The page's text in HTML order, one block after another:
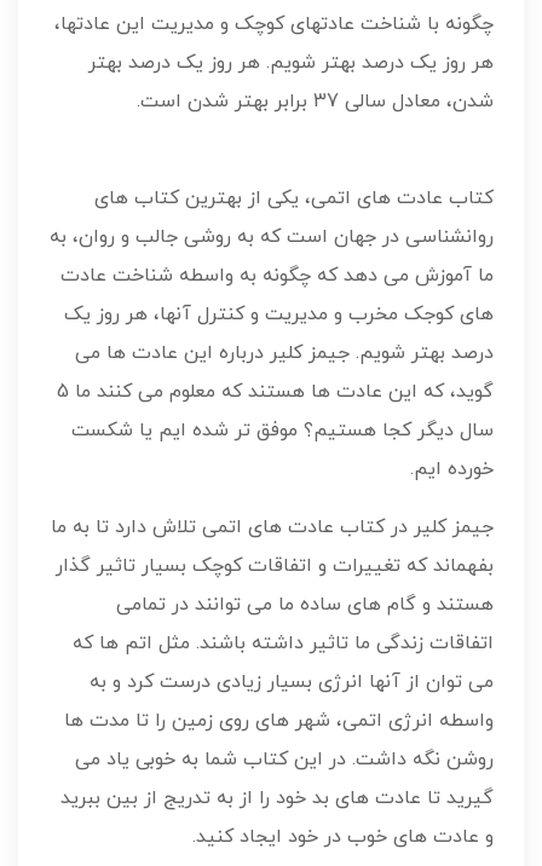
چگونه با شناخت عادتهای کوچک و مدیریت این عادتها،
هر روز یک درصد بهتر شویم. هر روز یک درصد بهتر
شدن، معادل سالی 37 برابر بهتر شدن است.
کتاب عادت های اتمی، یکی از بهترین کتاب های
روانشناسی در جهان است که به روشی جالب و روان، به
ما آموزش می دهد که چگونه به واسطه شناخت عادت
های کوجک مخرب و مدیریت و کنترل آنها، هر روز یک
درصد بهتر شویم. جیمز کلیر درباره این عادت ها می
گوید، که این عادت ها هستند که معلوم می کنند ما 5
سال دیگر کجا هستیم؟ موفق تر شده ایم یا شکست
خورده ایم.
جیمز کلیر در کتاب عادت های اتمی تلاش دارد تا به ما
بفهماند که تغییرات و اتفاقات کوچک بسیار تاثیر گذار
هستند و گام های ساده ما می توانند در تمامی
اتفاقات زندگی ما تاثیر داشته باشند. مثل اتم ها که
می توان از آنها انرژی بسیار زیادی درست کرد و به
واسطه انرژی اتمی، شهر های روی زمین را تا مدت ها
روشن نگه داشت. در این کتاب شما به خوبی یاد می
گیرید تا عادت های بد خود را از به تدریج از بین ببرید
و عادت های خوب در خود ایجاد کنید.